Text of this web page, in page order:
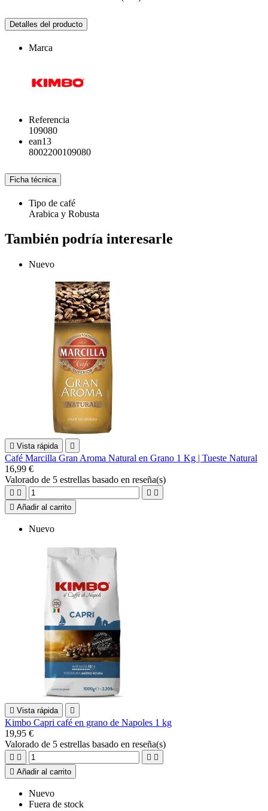
Detalles del producto
Marca
Referencia
109080
ean13
8002200109080
Ficha técnica
Tipo de café
Arabica y Robusta
También podría interesarle
Nuevo
 Vista rápida 
Café Marcilla Gran Aroma Natural en Grano 1 Kg | Tueste Natural
16,99 €
Valorado de 5 estrellas basado en reseña(s)
   
 Añadir al carrito
Nuevo
 Vista rápida 
Kimbo Capri café en grano de Napoles 1 kg
19,95 €
Valorado de 5 estrellas basado en reseña(s)
   
 Añadir al carrito
Nuevo
Fuera de stock